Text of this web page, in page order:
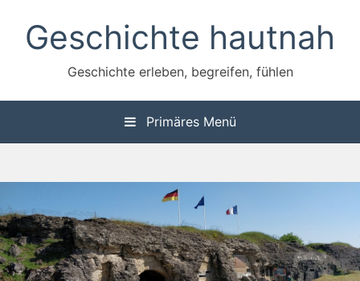
Inhalt
springenGeschichte hautnah
Geschichte erleben, begreifen, fühlen
Primäres Menü